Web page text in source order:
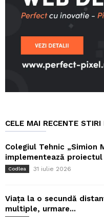
CELE MAI RECENTE STIRI
Colegiul Tehnic „Simion
implementează
Codlea 31 iulie 2026
Viața la o secundă
multiple, urmare...